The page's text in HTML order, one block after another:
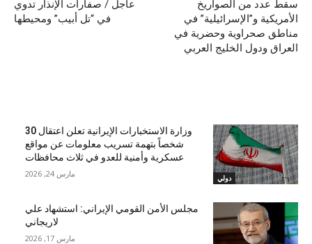
عاجل / صفارات الإنذار تدوي
في “تل أبيب” ومحيطها
سقط عدد من الصواريخ
الأمريكية و”الإسرائيلية” في
مناطق صحراوية وحضرية في
العراق ودول الخليج العربي
دولي
وزارة الاستخبارات الإيرانية تعلن اعتقال 30
شخصاً بتهمة تسريب معلومات عن مواقع
عسكرية وأمنية للعدو في ثلاث محافظات
مارس 24, 2026
مجلس الأمن القومي الإيراني: استشهاد علي
لاريجاني
مارس 17, 2026